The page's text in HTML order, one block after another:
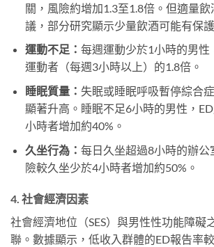
關，風險約增加1.3至1.8倍。但適量
議，部分研究顯示少量飲酒可能有保
運動不足： 每週運動少於1小時的男性
運動者（每週3小時以上）的1.8倍。
睡眠質量： 失眠或睡眠呼吸暫停綜合
顯著升高。睡眠不足6小時的男性，
小時者增加約40%。
久坐行為： 每日久坐超過8小時的辦公
險較久坐少於4小時者增加約50%。
4. 社會經濟因素
社會經濟地位（SES）與男性性功能障礙
聯。數據顯示，低收入群體的ED報告率